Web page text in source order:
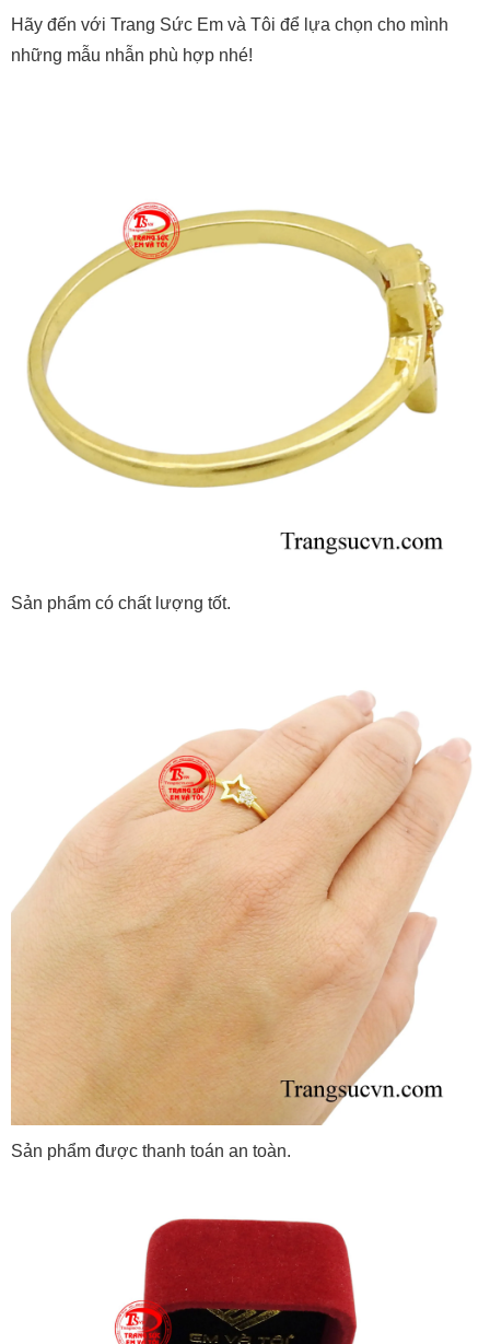
Hãy đến với Trang Sức Em và Tôi để lựa chọn cho mình
những mẫu nhẫn phù hợp nhé!
Sản phẩm có chất lượng tốt.
Sản phẩm được thanh toán an toàn.